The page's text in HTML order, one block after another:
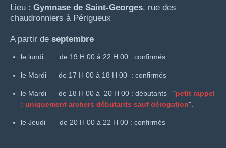
Lieu : Gymnase de Saint-Georges, rue des
chaudronniers à Périgueux
A partir de septembre
le lundi de 19 H 00 à 22 H 00 : confirmés
le Mardi de 17 H 00 à 18 H 00 : confirmés
le Mardi de 18 H 00 à 20 H 00 : débutants "petit rappel
: uniquement archers débutants sauf dérogation".
le Jeudi de 20 H 00 à 22 H 00 : confirmés